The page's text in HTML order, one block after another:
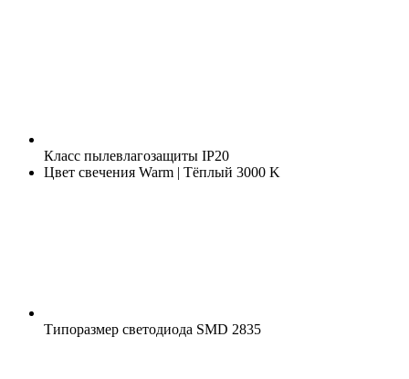
Класс пылевлагозащиты IP20
Цвет свечения Warm | Тёплый 3000 K
Типоразмер светодиода SMD 2835